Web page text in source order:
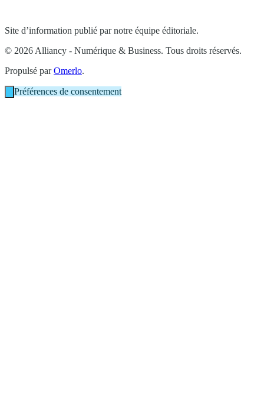
Site d’information publié par notre équipe éditoriale.
© 2026 Alliancy - Numérique & Business. Tous droits réservés.
Propulsé parOmerlo.
Préférences de consentement